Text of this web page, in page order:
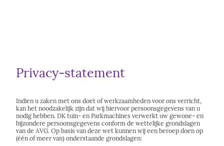
Privacy-statement
Indien u zaken met ons doet of werkzaamheden voor ons verricht,
kan het noodzakelijk zijn dat wij hiervoor persoonsgegevens van u
nodig hebben. DK tuin- en Parkmachines verwerkt uw gewone- en
bijzondere persoonsgegevens conform de wettelijke grondslagen
van de AVG. Op basis van deze wet kunnen wij een beroep doen op
(één of meer van) onderstaande grondslagen: